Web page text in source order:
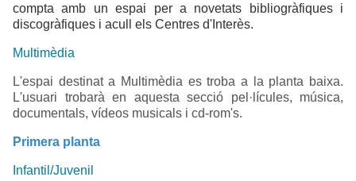
compta amb un espai per a novetats bibliogràfiques i
discogràfiques i acull els Centres d'Interès.
Multimèdia
L'espai destinat a Multimèdia es troba a la planta baixa.
L'usuari trobarà en aquesta secció pel·lícules, música,
documentals, vídeos musicals i cd-rom's.
Primera planta
Infantil/Juvenil